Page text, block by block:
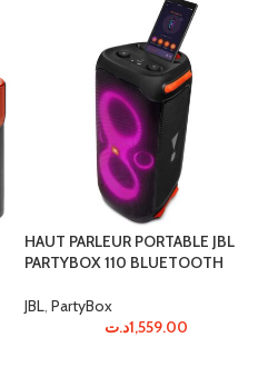
HAUT PARLEUR PORTABLE JBL
PARTYBOX 110 BLUETOOTH
JBL, PartyBox
1,559.00د.ت